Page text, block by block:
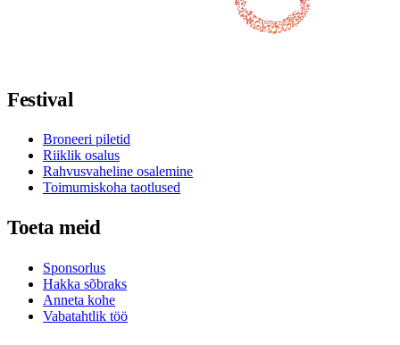
Festival
Broneeri piletid
Riiklik osalus
Rahvusvaheline osalemine
Toimumiskoha taotlused
Toeta meid
Sponsorlus
Hakka sõbraks
Anneta kohe
Vabatahtlik töö